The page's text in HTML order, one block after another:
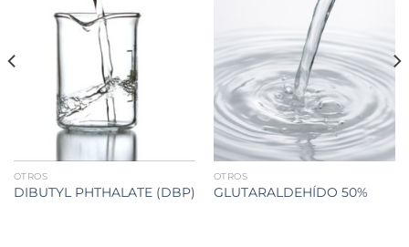
OTROS
DIBUTYL PHTHALATE (DBP)
OTROS
GLUTARALDEHÍDO 50%